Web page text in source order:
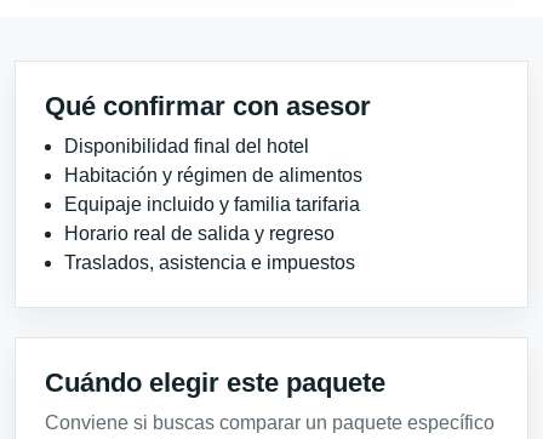
Qué confirmar con asesor
Disponibilidad final del hotel
Habitación y régimen de alimentos
Equipaje incluido y familia tarifaria
Horario real de salida y regreso
Traslados, asistencia e impuestos
Cuándo elegir este paquete
Conviene si buscas comparar un paquete específico